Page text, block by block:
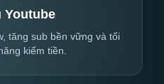
Youtube
tăng sub bền vững và tối
kiếm tiền.